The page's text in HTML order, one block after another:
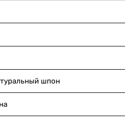
шпон